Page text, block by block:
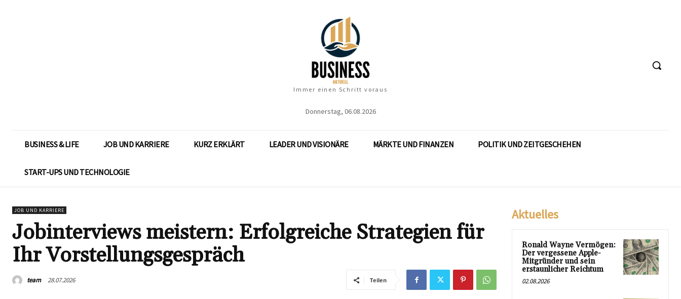
Immer einen Schritt voraus
Donnerstag, 06.08.2026
BUSINESS & LIFE JOB UND KARRIERE KURZ ERKLÄRT LEADER UND VISIONÄRE MÄRKTE UND FINANZEN POLITIK UND ZEITGESCHEHEN
START-UPS UND TECHNOLOGIE
JOB UND KARRIERE
Jobinterviews meistern: Erfolgreiche Strategien für
Ihr Vorstellungsgespräch
team 28.07.2026 Teilen
Aktuelles
Ronald Wayne Vermögen:
Der vergessene Apple-
Mitgründer und sein
erstaunlicher Reichtum
02.08.2026